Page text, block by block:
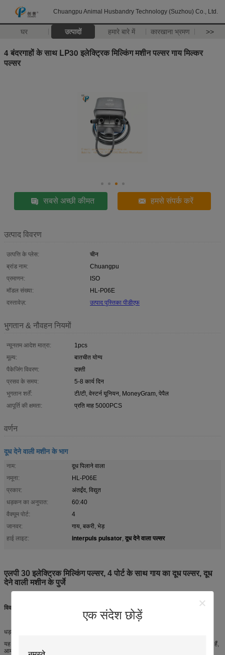
Chuangpu Animal Husbandry Technology (Suzhou) Co., Ltd.
घर उत्पादों हमारे बारे में कारखाना भ्रमण >>
एक संदेश छोड़ें
4 बंदरगाहों के साथ LP30 इलेक्ट्रिक मिल्किंग मशीन पल्सर गाय मिल्कर
पल्सर
सबसे अच्छी कीमत हमसे संपर्क करें
उत्पाद विवरण
उत्पत्ति के प्लेस:
चीन
ब्रांड नाम:
Chuangpu
प्रमाणन:
ISO
मॉडल संख्या:
HL-P06E
दस्तावेज़:
उत्पाद पुस्तिका पीडीएफ
भुगतान & नौवहन नियमों
न्यूनतम आदेश मात्रा:
1pcs
मूल्य:
बातचीत योग्य
पैकेजिंग विवरण:
दफ़्ती
प्रसव के समय:
5-8 कार्य दिन
भुगतान शर्तें:
टी/टी, वेस्टर्न यूनियन, MoneyGram, पेपैल
आपूर्ति की क्षमता:
प्रति माह 5000PCS
वर्णन
दूध देने वाली मशीन के भाग
नाम:
दूध पिलाने वाला
नमूना:
HL-P06E
प्रकार:
अंतर्द्वंद, विद्युत
धड़कन का अनुपात:
60:40
वैक्यूम पोर्ट:
4
जानवर:
गाय, बकरी, भेड़
हाई लाइट:
interpuls pulsator, दूध देने वाला पल्सर
एलपी 30 इलेक्ट्रिक मिल्किंग पल्सर, 4 पोर्ट के साथ गाय का दूध पल्सर, दूध
देने वाली मशीन के पुर्जे
विवरण:
धड़कन पूरे मिल्किंग सिस्टम की धड़कन है।
यह मॉडल इंटरपल्स से है, चुनने के लिए 2 बंदरगाहों और 4 बंदरगाहों के साथ, ये दोनों इलेक्ट्रिक पल्सर हैं,
आमतौर पर दूध देने वाले पार्लर में उपयोग किए जाते हैं।